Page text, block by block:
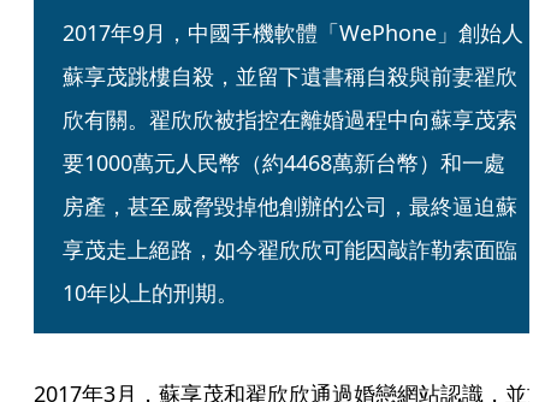
2017年9月，中國手機軟體「WePhone」創始人
蘇享茂跳樓自殺，並留下遺書稱自殺與前妻翟欣
欣有關。翟欣欣被指控在離婚過程中向蘇享茂索
要1000萬元人民幣（約4468萬新台幣）和一處
房產，甚至威脅毀掉他創辦的公司，最終逼迫蘇
享茂走上絕路，如今翟欣欣可能因敲詐勒索面臨
10年以上的刑期。
2017年3月，蘇享茂和翟欣欣通過婚戀網站認識，並